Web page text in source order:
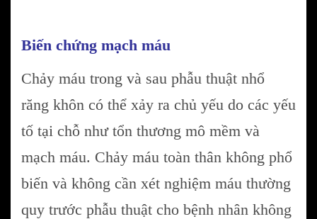
Biến chứng mạch máu
Chảy máu trong và sau phẫu thuật nhổ
răng khôn có thể xảy ra chủ yếu do các yếu
tố tại chỗ như tổn thương mô mềm và
mạch máu. Chảy máu toàn thân không phổ
biến và không cần xét nghiệm máu thường
quy trước phẫu thuật cho bệnh nhân không